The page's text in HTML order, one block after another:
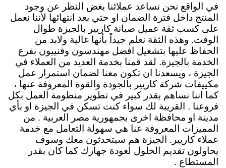
في الواقع نحن نساعد عملائنا بغض النظر عن وجود
المنتج داخل فترة الضمان او حتي بعد انتهائها لأننا نعمل
على كسب ثقة عميل صيانة كاريير بالجيزة طوال
الوقت. وهذه الثقة نعلم جيداً بأنها غالية ولابد من
الحفاظ عليها بتشغيل افضل مهندسون وفنييون بفرع
الخدمة بالجيزة. لقد قمنا بخدمة العديد من العملاء في
الجيزة ، ويسعدنا ان تكون معنا لضمان استمرار عمل
مكييفات شركة كاريير بالجودة والقوة المعروفة عنها ،
كما اننا نساهم بقدر كبير في تطوير منظومة العمل بكل
فروعنا . القريبة لك سواء كنت تسكن في الجيزة او بأي
مدينة او محافظة اخرى بجمهورية مصر العربية . من
المميزات المعروفة عنا هي سهولة التعامل مع خدمة
عملاء كاريير. الجيزة هم سيتحدثون معك وسوف
يحاولون تقديم الحلول لعودة جهازك كما كان بقدر
المستطاع .